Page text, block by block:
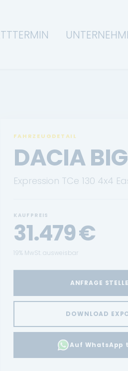
FAHRZEUGDETAIL
DACIA
Expression TCe 130 4x4
KAUFPREIS
31.479€
19% MwSt. ausweisbar
ANFRAGE
DOWNLOAD
Auf WhatsApp